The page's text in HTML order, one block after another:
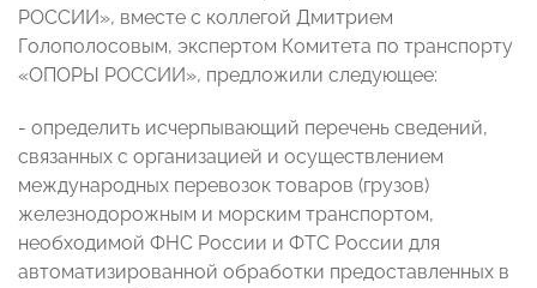
РОССИИ», вместе с коллегой Дмитрием
Голополосовым, экспертом Комитета по транспорту
«ОПОРЫ РОССИИ», предложили следующее:
- определить исчерпывающий перечень сведений,
связанных с организацией и осуществлением
международных перевозок товаров (грузов)
железнодорожным и морским транспортом,
необходимой ФНС России и ФТС России для
автоматизированной обработки предоставленных в